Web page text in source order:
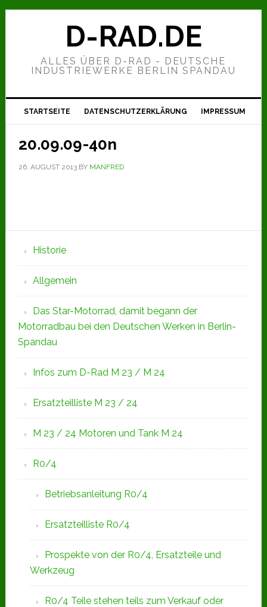
Zur
Hauptnavigation
Zum
Zur
D-RAD.DE
ALLES ÜBER D-RAD - DEUTSCHE
INDUSTRIEWERKE BERLIN SPANDAU
STARTSEITE DATENSCHUTZERKLÄRUNG IMPRESSUM
20.09.09-40n
26. AUGUST 2013BY MANFRED
Seitenspalte
Historie
Allgemein
Das Star-Motorrad, damit begann der
Motorradbau bei den Deutschen Werken in Berlin-
Spandau
Infos zum D-Rad M 23 / M 24
Ersatzteilliste M 23 / 24
M 23 / 24 Motoren und Tank M 24
R0/4
Betriebsanleitung R0/4
Ersatzteilliste R0/4
Prospekte von der R0/4, Ersatzteile und
Werkzeug
R0/4 Teile stehen teils zum Verkauf oder